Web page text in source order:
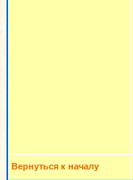
Вернуться к началу